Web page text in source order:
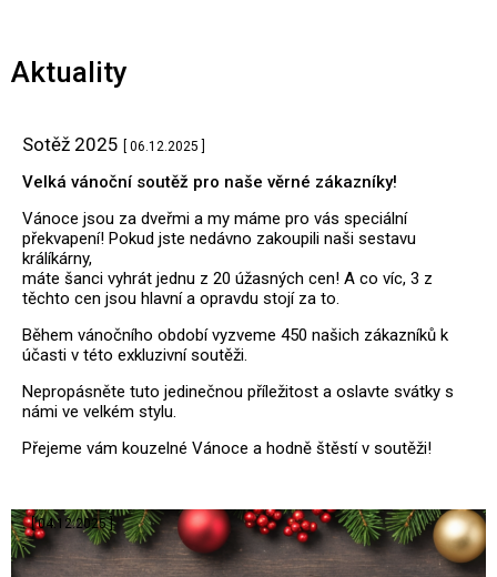
Aktuality
Sotěž 2025 [ 06.12.2025 ]
Velká vánoční soutěž pro naše věrné zákazníky!
Vánoce jsou za dveřmi a my máme pro vás speciální
překvapení! Pokud jste nedávno zakoupili naši sestavu
králíkárny,
máte šanci vyhrát jednu z 20 úžasných cen! A co víc, 3 z
těchto cen jsou hlavní a opravdu stojí za to.
Během vánočního období vyzveme 450 našich zákazníků k
účasti v této exkluzivní soutěži.
Nepropásněte tuto jedinečnou příležitost a oslavte svátky s
námi ve velkém stylu.
Přejeme vám kouzelné Vánoce a hodně štěstí v soutěži!
. [ 04.12.2025 ]
.